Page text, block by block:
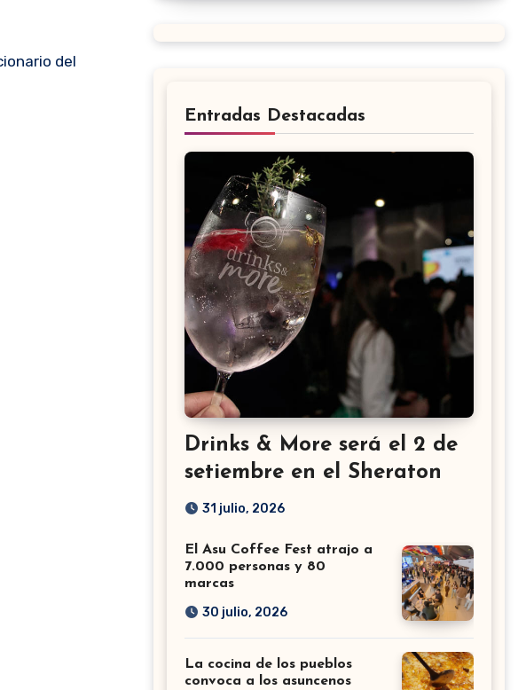
Entradas Destacadas
Drinks & More será el 2 de
setiembre en el Sheraton
31 julio, 2026
El Asu Coffee Fest atrajo a
7.000 personas y 80
marcas
30 julio, 2026
La cocina de los pueblos
convoca a los asuncenos